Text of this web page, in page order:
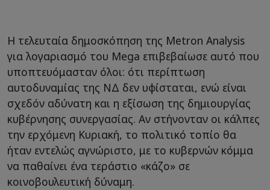
Η τελευταία δημοσκόπηση της Metron Analysis
για λογαριασμό του Mega επιβεβαίωσε αυτό που
υποπτευόμασταν όλοι: ότι περίπτωση
αυτοδυναμίας της ΝΔ δεν υφίσταται, ενώ είναι
σχεδόν αδύνατη και η εξίσωση της δημιουργίας
κυβέρνησης συνεργασίας. Αν στήνονταν οι κάλπες
την ερχόμενη Κυριακή, το πολιτικό τοπίο θα
ήταν εντελώς αγνώριστο, με το κυβερνών κόμμα
να παθαίνει ένα τεράστιο «κάζο» σε
κοινοβουλευτική δύναμη.